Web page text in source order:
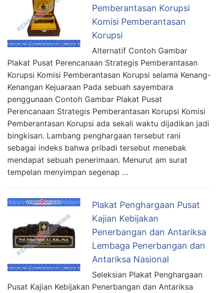
Pemberantasan Korupsi
Komisi Pemberantasan
Korupsi
Alternatif Contoh Gambar
Plakat Pusat Perencanaan Strategis Pemberantasan
Korupsi Komisi Pemberantasan Korupsi selama Kenang-
Kenangan Kejuaraan Pada sebuah sayembara
penggunaan Contoh Gambar Plakat Pusat
Perencanaan Strategis Pemberantasan Korupsi Komisi
Pemberantasan Korupsi ada sekali waktu dijadikan jadi
bingkisan. Lambang penghargaan tersebut rani
sebagai indeks bahwa pribadi tersebut menebak
mendapat sebuah penerimaan. Menurut am surat
tempelan menyimpan segenap …
Plakat Penghargaan Pusat
Kajian Kebijakan
Penerbangan dan Antariksa
Lembaga Penerbangan dan
Antariksa Nasional
Seleksian Plakat Penghargaan
Pusat Kajian Kebijakan Penerbangan dan Antariksa